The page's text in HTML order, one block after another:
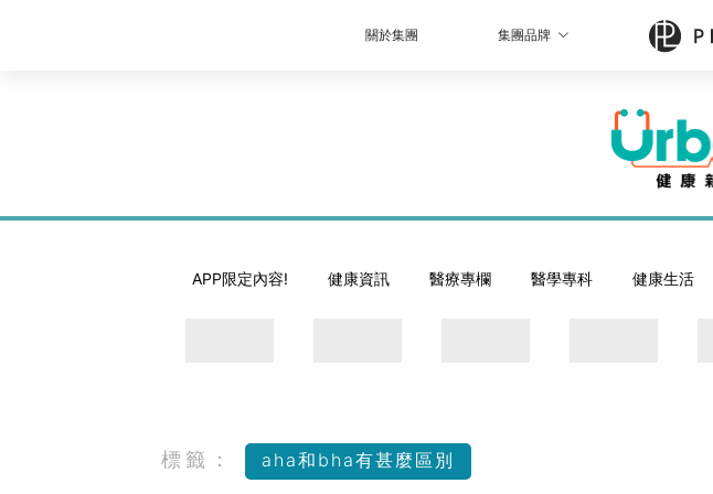
關於集團 集團品牌
APP限定內容! 健康資訊 醫療專欄 醫學專科 健康生活
標籤： aha和bha有甚麼區別